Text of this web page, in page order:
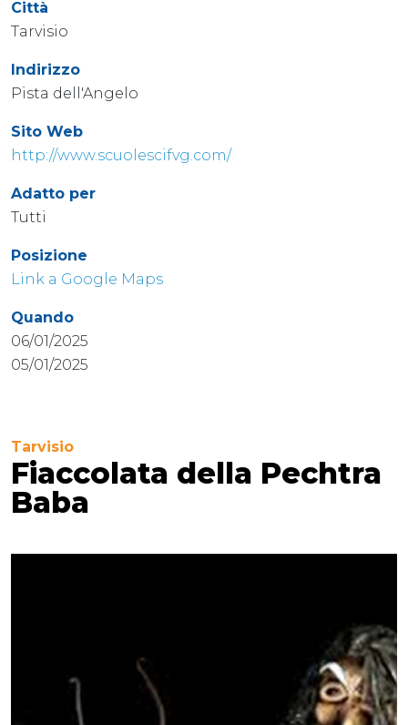
Città
Tarvisio
Indirizzo
Pista dell'Angelo
Sito Web
http://www.scuolescifvg.com/
Adatto per
Tutti
Posizione
Link a Google Maps
Quando
06/01/2025
05/01/2025
Tarvisio
Fiaccolata della Pechtra
Baba